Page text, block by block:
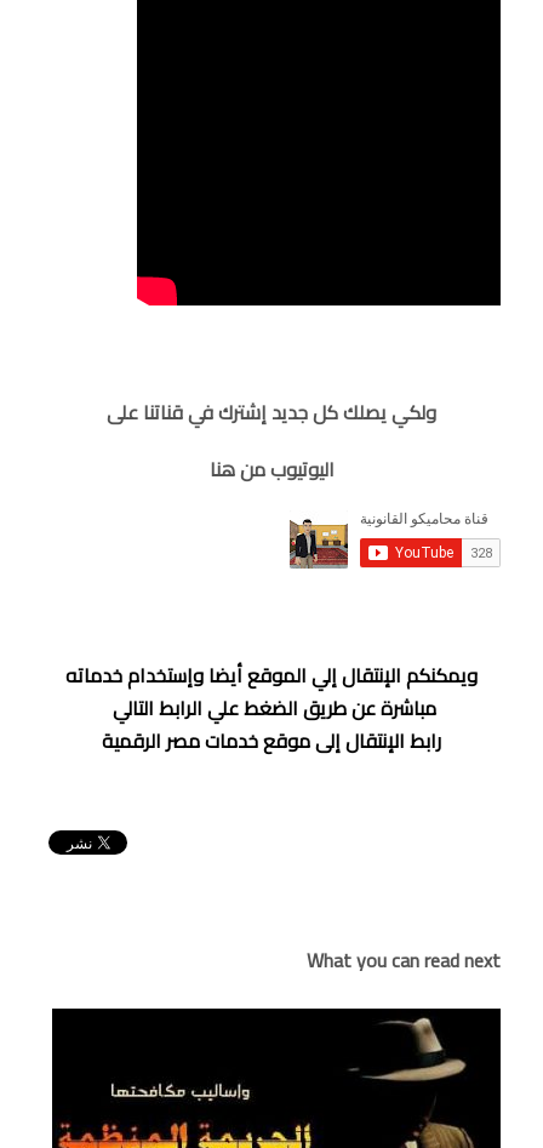
ولكي يصلك كل جديد إشترك في قناتنا على
اليوتيوب من هنا
ويمكنكم الإنتقال إلي الموقع أيضا وإستخدام خدماته
مباشرة عن طريق الضغط علي الرابط التالي
رابط الإنتقال إلى موقع خدمات مصر الرقمية
What you can read next